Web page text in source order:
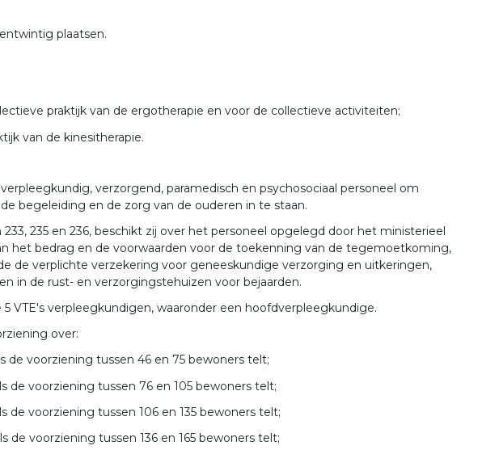
plaatsen.
praktijk van de ergotherapie en voor de collectieve activiteiten;
van de kinesitherapie.
verzorgend, paramedisch en psychosociaal personeel om
begeleiding en de zorg van de ouderen in te staan.
235 en 236, beschikt zij over het personeel opgelegd door het ministerieel
het bedrag en de voorwaarden voor de toekenning van de tegemoetkoming,
de verplichte verzekering voor geneeskundige verzorging en uitkeringen,
in de rust- en verzorgingstehuizen voor bejaarden.
VTE's verpleegkundigen, waaronder een hoofdverpleegkundige.
over:
de voorziening tussen 46 en 75 bewoners telt;
de voorziening tussen 76 en 105 bewoners telt;
voorziening tussen 106 en 135 bewoners telt;
voorziening tussen 136 en 165 bewoners telt;